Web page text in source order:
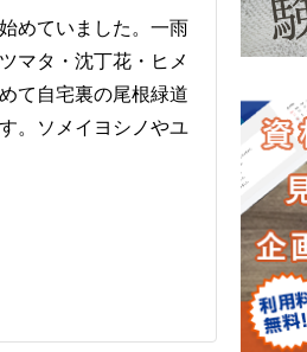
めていました。一雨
マタ・沈丁花・ヒメ
て自宅裏の尾根緑道
。ソメイヨシノやユ